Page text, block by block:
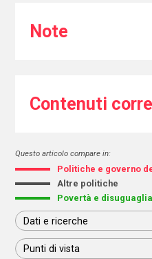
Note
Contenuti
Questo articolo compare in:
Politiche e governo
Altre politiche
Povertà e
Dati e ricerche
Punti di vista